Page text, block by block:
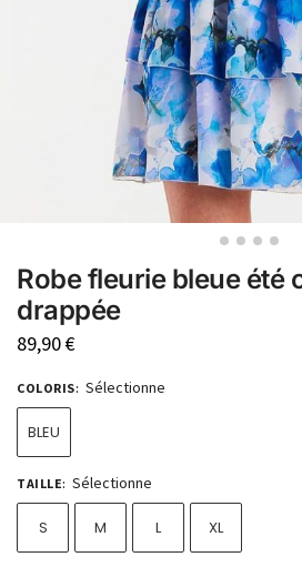
Robe fleurie bleue été
drappée
89,90€
COLORIS: Sélectionne
BLEU
TAILLE: Sélectionne
S M L XL